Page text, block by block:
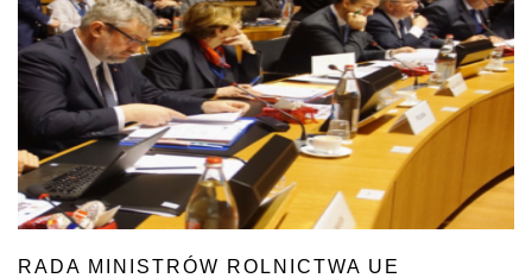
RADA MINISTRÓW ROLNICTWA UE